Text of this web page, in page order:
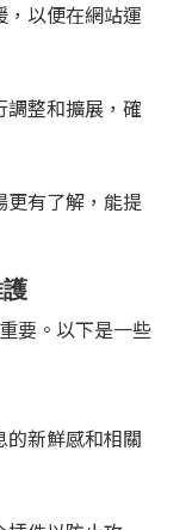
以便在網站運
調整和擴展，確
有了解，能提
要。以下是一些
的新鮮感和相關